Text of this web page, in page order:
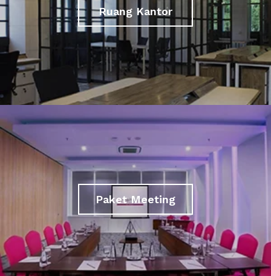
Ruang Kantor
Paket Meeting